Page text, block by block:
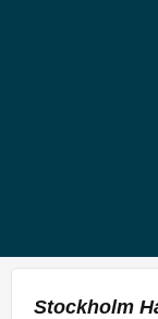
Stockholm